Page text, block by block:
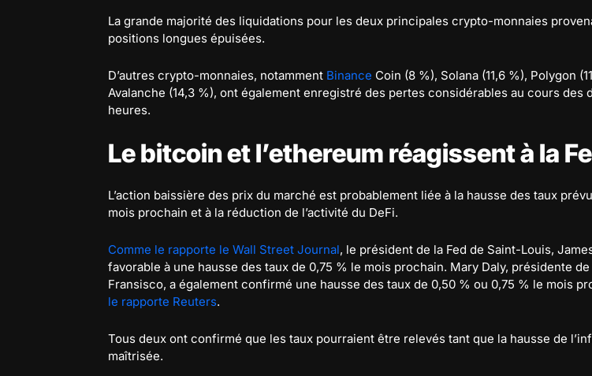
La grande majorité des liquidations pour les deux principales crypto-monnaies
positions longues épuisées.
D’autres crypto-monnaies, notamment Binance Coin (8 %), Solana (11,6 %), Polygon
Avalanche (14,3 %), ont également enregistré des pertes considérables au cours des
heures.
Le bitcoin et l’ethereum réagissent à la
L’action baissière des prix du marché est probablement liée à la hausse des taux
mois prochain et à la réduction de l’activité du DeFi.
Comme le rapporte le Wall Street Journal, le président de la Fed de Saint-Louis,
favorable à une hausse des taux de 0,75 % le mois prochain. Mary Daly, présidente de
Fransisco, a également confirmé une hausse des taux de 0,50 % ou 0,75 % le mois
le rapporte Reuters.
Tous deux ont confirmé que les taux pourraient être relevés tant que la hausse de
maîtrisée.